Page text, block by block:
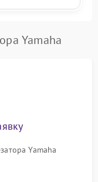
Yamaha
Yamaha